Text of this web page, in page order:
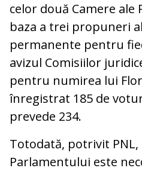
celor două Camere
baza a trei propuneri
permanente pentru
avizul Comisiilor
pentru numirea lui
înregistrat 185 de
prevede 234.
Totodată, potrivit
Parlamentului este